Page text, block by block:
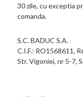
30 zile, cu exceptia
comanda.
S.C. BADUC S.A.
C.I.F.: RO1568611,
Str. Vigoniei, nr 5-7,